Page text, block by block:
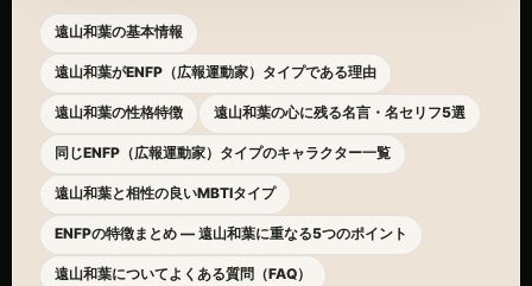
遠山和葉の基本情報
遠山和葉がENFP（広報運動家）タイプである理由
遠山和葉の性格特徴 遠山和葉の心に残る名言・名セリフ5選
同じENFP（広報運動家）タイプのキャラクター一覧
遠山和葉と相性の良いMBTIタイプ
ENFPの特徴まとめ — 遠山和葉に重なる5つのポイント
遠山和葉についてよくある質問（FAQ）